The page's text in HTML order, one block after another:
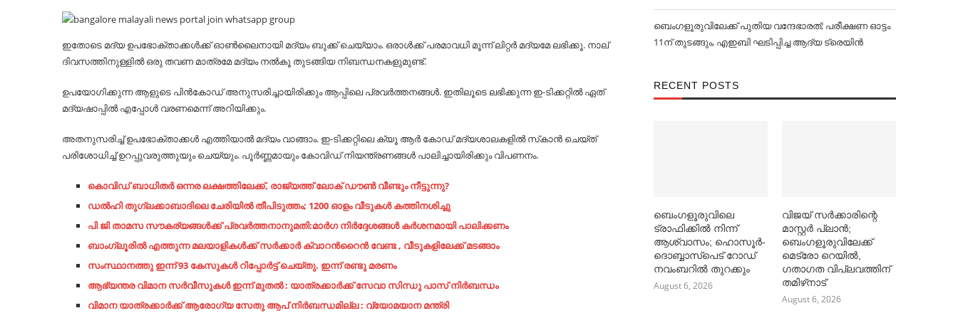
ഇതോടെ മദ്യ ഉപഭോക്താക്കള്‍ക്ക് ഓണ്‍ലൈനായി മദ്യം ബുക്ക് ചെയ്യാം. ഒരാള്‍ക്ക്‌ പരമാവധി മൂന്ന് ലിറ്റര്‍ മദ്യമേ ലഭിക്കൂ. നാല്
ദിവസത്തിനുള്ളില്‍ ഒരു തവണ മാത്രമേ മദ്യം നല്‍കൂ തുടങ്ങിയ നിബന്ധനകളുമുണ്ട്.
ഉപയോഗിക്കുന്ന ആളുടെ പിന്‍കോഡ് അനുസരിച്ചായിരിക്കും ആപ്പിലെ പ്രവര്‍ത്തനങ്ങള്‍. ഇതിലൂടെ ലഭിക്കുന്ന ഇ-ടിക്കറ്റില്‍ ഏത്
മദ്യഷാപ്പില്‍ എപ്പോള്‍ വരണമെന്ന് അറിയിക്കും.
അതനുസരിച്ച് ഉപഭോക്താക്കള്‍ എത്തിയാല്‍ മദ്യം വാങ്ങാം. ഇ-ടിക്കറ്റിലെ ക്യൂ ആര്‍ കോഡ് മദ്യശാലകളില്‍ സ്‌കാന്‍ ചെയ്ത്
പരിശോധിച്ച് ഉറപ്പുവരുത്തുയും ചെയ്യും. പൂര്‍ണ്ണമായും കോവിഡ് നിയന്ത്രണങ്ങള്‍ പാലിച്ചായിരിക്കും വിപണനം.
കൊവിഡ് ബാധിതര്‍ ഒന്നര ലക്ഷത്തിലേക്ക്, രാജ്യത്ത് ലോക് ഡൗണ്‍ വീണ്ടും നീട്ടുന്നു?
ഡല്‍ഹി തുഗ്ലക്കാബാദിലെ ചേരിയില്‍ തീപിടുത്തം; 1200 ഓളം വീടുകള്‍ കത്തിനശിച്ചു
പി ജി താമസ സൗകര്യങ്ങൾക്ക് പ്രവർത്തനാനുമതി:മാർഗ നിർദ്ദേശങ്ങൾ കർശനമായി പാലിക്കണം
ബാംഗ്ലൂരിൽ എത്തുന്ന മലയാളികൾക്ക് സർക്കാർ ക്വാറൻറൈൻ വേണ്ട , വീടുകളിലേക്ക് മടങ്ങാം
സംസ്ഥാനത്തു ഇന്ന് 93 കേസുകൾ റിപ്പോർട്ട് ചെയ്തു. ഇന്ന് രണ്ടു മരണം
ആഭ്യന്തര വിമാന സർവീസുകൾ ഇന്ന് മുതൽ : യാത്രക്കാർക്ക് സേവാ സിന്ധു പാസ് നിർബന്ധം
വിമാന യാത്രക്കാർക്ക് ആരോഗ്യ സേതു ആപ് നിർബന്ധമില്ല : വ്യോമയാന മന്ത്രി
ബെംഗളൂരുവിലേക്ക് പുതിയ വന്ദേഭാരത്; പരീക്ഷണ ഓട്ടം
11ന് തുടങ്ങും, എഇബി ഘടിപ്പിച്ച ആദ്യ ട്രെയിന്‍
RECENT POSTS
ബെംഗളൂരുവിലെ
ട്രാഫിക്കില്‍ നിന്ന്
ആശ്വാസം; ഹൊസൂര്‍-
ദൊബ്ബാസ്പെട് റോഡ്
നവംബറില്‍ തുറക്കും
August 6, 2026
വിജയ് സര്‍ക്കാരിന്റെ
മാസ്റ്റര്‍ പ്ലാന്‍;
ബെംഗളൂരുവിലേക്ക്
മെട്രോ റെയില്‍,
ഗതാഗത വിപ്ലവത്തിന്
തമിഴ്‌നാട്
August 6, 2026